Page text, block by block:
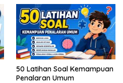
50 Latihan Soal Kemampuan
Penalaran Umum